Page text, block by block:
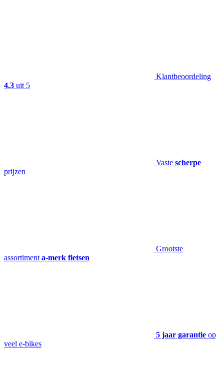
Klantbeoordeling
4.3 uit 5
Vaste scherpe
prijzen
Grootste
assortiment a-merk fietsen
5 jaar garantie op
veel e-bikes